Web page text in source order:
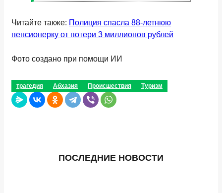
Читайте также: Полиция спасла 88-летнюю
пенсионерку от потери 3 миллионов рублей
Фото создано при помощи ИИ
трагедия Абхазия Происшествия Туризм
ПОСЛЕДНИЕ НОВОСТИ